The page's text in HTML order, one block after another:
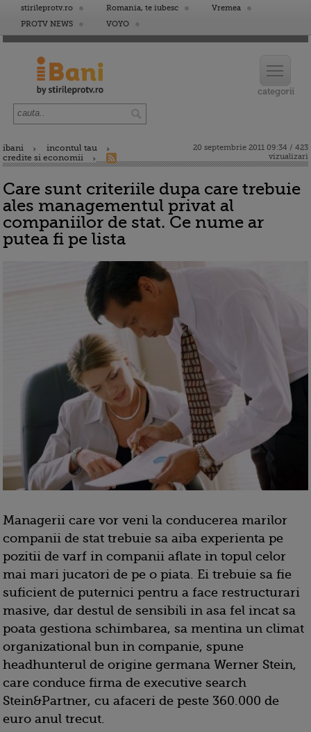
stirileprotv.ro Romania, te iubesc
Vremea
PROTV NEWS
VOYO
ibani
incontul tau
credite si economii
20 septembrie 2011 09:34 / 423
vizualizari
Care sunt criteriile dupa care trebuie
ales managementul privat al
companiilor de stat. Ce nume ar
putea fi pe lista
Managerii care vor veni la conducerea marilor
companii de stat trebuie sa aiba experienta pe
pozitii de varf in companii aflate in topul celor
mai mari jucatori de pe o piata. Ei trebuie sa fie
suficient de puternici pentru a face restructurari
masive, dar destul de sensibili in asa fel incat sa
poata gestiona schimbarea, sa mentina un climat
organizational bun in companie, spune
headhunterul de origine germana Werner Stein,
care conduce firma de executive search
Stein&Partner, cu afaceri de peste 360.000 de
euro anul trecut.